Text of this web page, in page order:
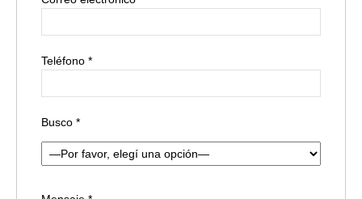
Teléfono *
Busco *